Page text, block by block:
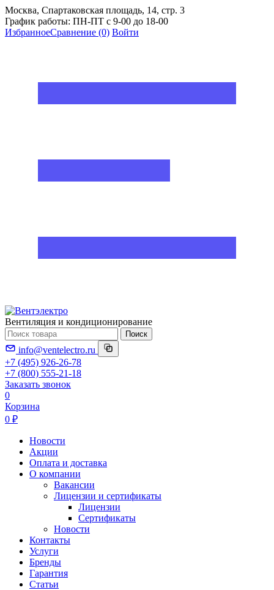
Москва, Спартаковская площадь, 14, стр. 3
График работы: ПН-ПТ с 9-00 до 18-00
ИзбранноеСравнение (0) Войти
Вентиляция и кондиционирование
Поиск
info@ventelectro.ru
+7 (495) 926-26-78
+7 (800) 555-21-18
Заказать звонок
0
Корзина
0 ₽
Новости
Акции
Оплата и доставка
О компании
Вакансии
Лицензии и сертификаты
Лицензии
Сертификаты
Новости
Контакты
Услуги
Бренды
Гарантия
Статьи